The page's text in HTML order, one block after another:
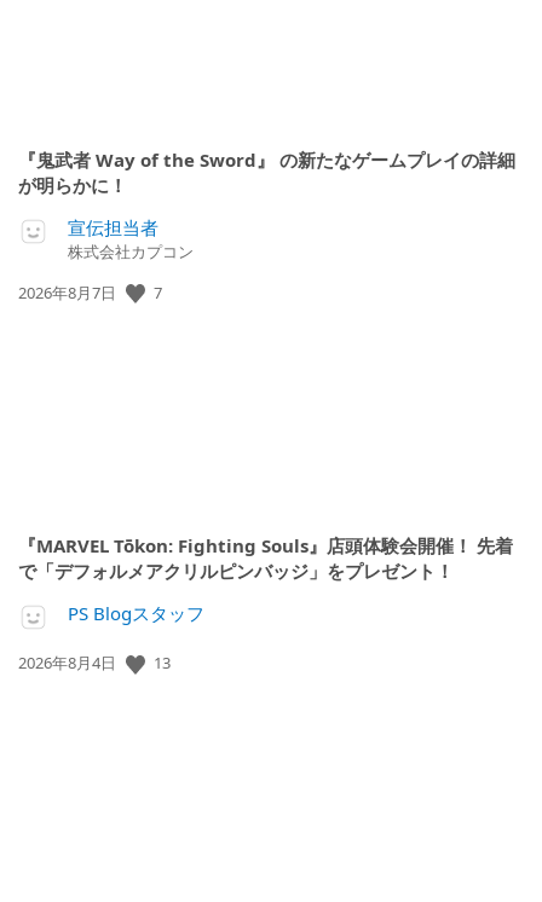
『鬼武者 Way of the Sword』 の新たなゲームプレイの詳細
が明らかに！
宣伝担当者
株式会社カプコン
公
2026年8月7日 7
『MARVEL Tōkon: Fighting Souls』店頭体験会開催！ 先着
で「デフォルメアクリルピンバッジ」をプレゼント！
PS Blogスタッフ
公
2026年8月4日 13